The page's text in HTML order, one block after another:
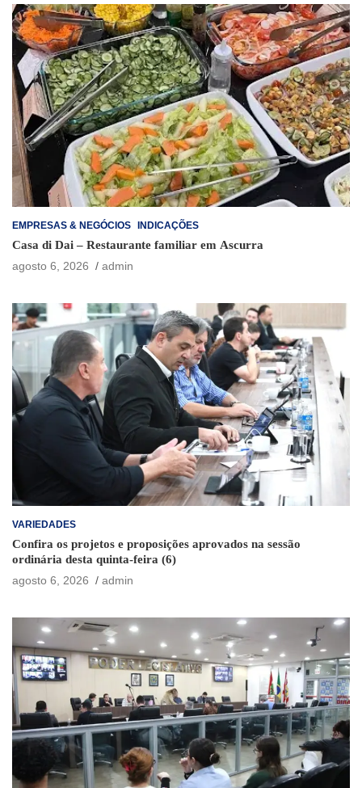
EMPRESAS & NEGÓCIOS INDICAÇÕES
Casa di Dai – Restaurante familiar em Ascurra
agosto 6, 2026
admin
VARIEDADES
Confira os projetos e proposições aprovados na sessão
ordinária desta quinta-feira (6)
agosto 6, 2026
admin